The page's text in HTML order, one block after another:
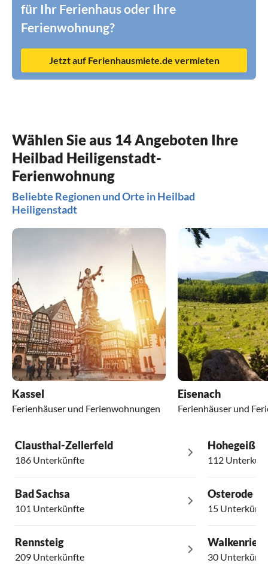
für Ihr Ferienhaus oder Ihre
Ferienwohnung?
Jetzt auf Ferienhausmiete.de vermieten
Wählen Sie aus 14 Angeboten Ihre
Heilbad Heiligenstadt-
Ferienwohnung
Beliebte Regionen und Orte in Heilbad
Heiligenstadt
Kassel
Ferienhäuser und Ferienwohnungen
Eisenach
Ferienhäuser und
Clausthal-Zellerfeld
186 Unterkünfte
Bad Sachsa
101 Unterkünfte
Rennsteig
209 Unterkünfte
Hohegeiß
112
Osterode
15
Walkenried
30